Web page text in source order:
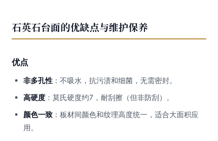
石英石台面的优缺点与维护保养
优点
非多孔性 ：不吸水，抗污渍和细菌，无需密封。
高硬度 ：莫氏硬度约7，耐刮擦（但非防刮）。
颜色一致 ：板材间颜色和纹理高度统一，适合大面积应
用。